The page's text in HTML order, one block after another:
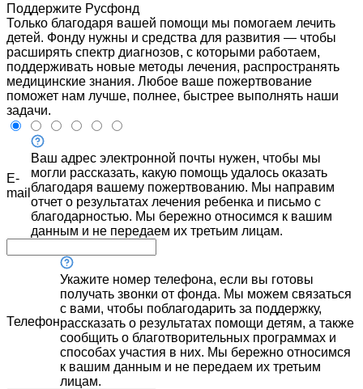
Поддержите Русфонд
Только благодаря вашей помощи мы помогаем лечить
детей. Фонду нужны и средства для развития — чтобы
расширять спектр диагнозов, с которыми работаем,
поддерживать новые методы лечения, распространять
медицинские знания. Любое ваше пожертвование
поможет нам лучше, полнее, быстрее выполнять наши
задачи.
E-
mail
Ваш адрес электронной почты нужен, чтобы мы
могли рассказать, какую помощь удалось оказать
благодаря вашему пожертвованию. Мы направим
отчет о результатах лечения ребенка и письмо с
благодарностью. Мы бережно относимся к вашим
данным и не передаем их третьим лицам.
Телефон
Укажите номер телефона, если вы готовы
получать звонки от фонда. Мы можем связаться
с вами, чтобы поблагодарить за поддержку,
рассказать о результатах помощи детям, а также
сообщить о благотворительных программах и
способах участия в них. Мы бережно относимся
к вашим данным и не передаем их третьим
лицам.